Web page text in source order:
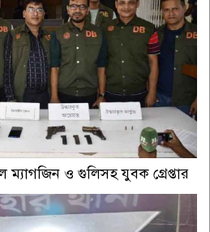
ম্যাগজিন ও গুলিসহ যুবক গ্রেপ্তার